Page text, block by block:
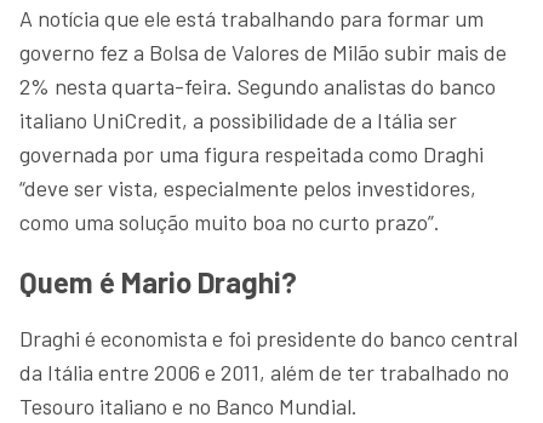
A notícia que ele está trabalhando para formar um
governo fez a Bolsa de Valores de Milão subir mais de
2% nesta quarta-feira. Segundo analistas do banco
italiano UniCredit, a possibilidade de a Itália ser
governada por uma figura respeitada como Draghi
“deve ser vista, especialmente pelos investidores,
como uma solução muito boa no curto prazo”.
Quem é Mario Draghi?
Draghi é economista e foi presidente do banco central
da Itália entre 2006 e 2011, além de ter trabalhado no
Tesouro italiano e no Banco Mundial.